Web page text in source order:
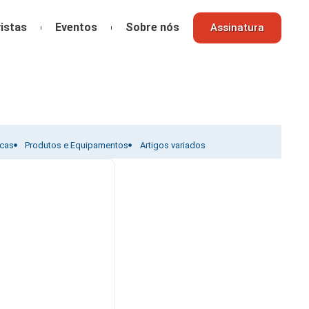
Eventos Sobre nós Assinatura
Produtos e Equipamentos Artigos variados